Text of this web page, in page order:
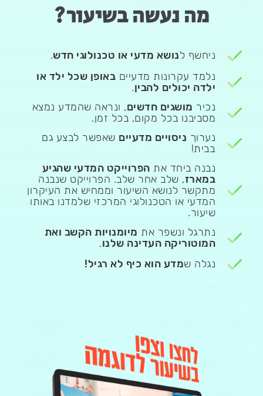
מה נעשה בשיעור?
ניחשף לנושא מדעי או טכנולוגי חדש.
נלמד עקרונות מדעיים באופן שכל ילד או
ילדה יכולים להבין.
נכיר מושגים חדשים, ונראה שהמדע נמצא
מסביבנו בכל מקום, בכל זמן.
נערוך ניסויים מדעיים שאפשר לבצע גם
בבית!
נבנה ביחד את הפרוייקט המדעי שהגיע
במארז, שלב אחר שלב. הפרוייקט שנבנה
מתקשר לנושא השיעור וממחיש את העיקרון
המדעי או הטכנולוגי המרכזי שלמדנו באותו
שיעור.
נתרגל ונשפר את מיומנויות הקשב ואת
המוטוריקה העדינה שלנו.
נגלה שמדע הוא כיף לא רגיל!